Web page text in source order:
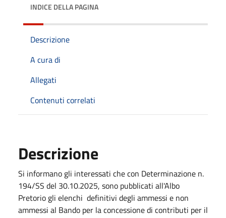
INDICE DELLA PAGINA
Descrizione
A cura di
Allegati
Contenuti correlati
Descrizione
Si informano gli interessati che con Determinazione n.
194/SS del 30.10.2025, sono pubblicati all'Albo
Pretorio gli elenchi definitivi degli ammessi e non
ammessi al Bando per la concessione di contributi per il